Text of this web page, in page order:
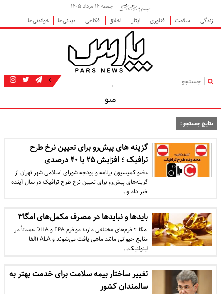
جمعه ۱۶ مرداد ۱۴۰۵
زندگی
سلامت فناوری ایثار اخلاق فکاهی دیدنی‌ها خواندنی‌ها
|
منو
نتایج جستجو :
گزینه‌ های پیش‌رو برای تعیین نرخ طرح
ترافیک ؛ افزایش ۲۵ یا ۴۰ درصدی
عضو کمیسیون برنامه و بودجه شورای اسلامی شهر تهران از
گزینه‌های پیش‌رو برای تعیین نرخ طرح ترافیک در سال آینده
خبر داد و…
بایدها و نبایدها در مصرف مکمل‌های امگا۳
امگا ۳ فرم‌های مختلفی دارد؛ دو فرم EPA و DHA عمدتاً در
منابع حیوانی مانند ماهی یافت می‌شوند و ALA (آلفا
لینولنیک…
تغییر ساختار بیمه سلامت برای خدمت بهتر به
سالمندان کشور